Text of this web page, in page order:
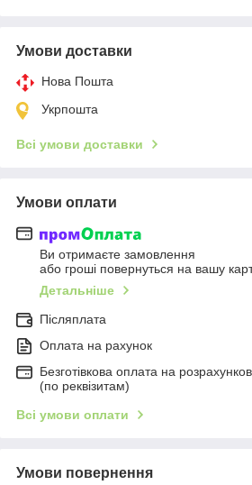
Умови доставки
Нова Пошта
Укрпошта
Всі умови доставки
Умови оплати
Ви отримаєте замовлення
або гроші повернуться на вашу
Детальніше
Післяплата
Оплата на рахунок
Безготівкова оплата на
(по реквізитам)
Всі умови оплати
Умови повернення